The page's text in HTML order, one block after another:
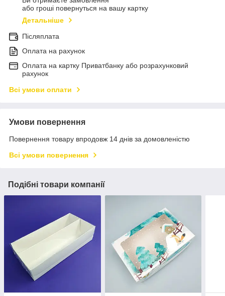
або гроші повернуться на вашу картку
Детальніше
Післяплата
Оплата на рахунок
Оплата на картку Приватбанку або розрахунковий
рахунок
Всі умови оплати
Умови повернення
Повернення товару впродовж 14 днів за домовленістю
Всі умови повернення
Подібні товари компанії